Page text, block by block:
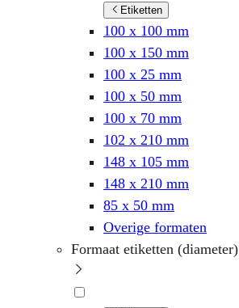
Etiketten
100 x 100 mm
100 x 150 mm
100 x 25 mm
100 x 50 mm
100 x 70 mm
102 x 210 mm
148 x 105 mm
148 x 210 mm
85 x 50 mm
Overige formaten
Formaat etiketten (diameter)